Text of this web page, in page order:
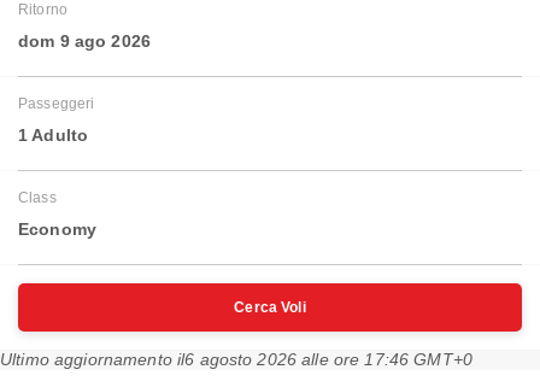
Ritorno
dom 9 ago 2026
Passeggeri
1 Adulto
Class
Economy
Cerca Voli
Ultimo aggiornamento il6 agosto 2026 alle ore 17:46 GMT+0